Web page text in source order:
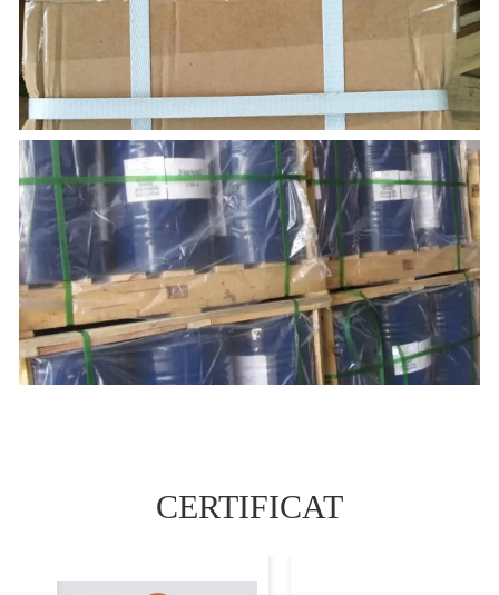
CERTIFICAT